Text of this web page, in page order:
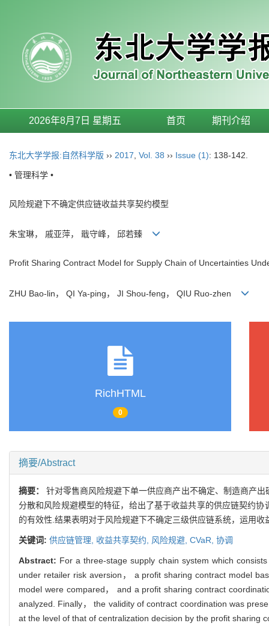
2026年8月7日 星期五 首页 期刊介绍
东北大学学报:自然科学版 ›› 2017 Vol. 38 ›› Issue (1): 138-142.
• 管理科学 •
风险规避下不确定供应链收益共享契约模型
朱宝琳， 戚亚萍， 戢守峰， 邱若臻
Profit Sharing Contract Model for Supply Chain of Uncertainties
ZHU Bao-lin， QI Ya-ping， JI Shou-feng， QIU Ruo-zhen
RichHTML
0
摘要/Abstract
摘要：针对零售商风险规避下单一供应商产出不确定、制造商产
分散和风险规避模型的特征，给出了基于收益共享的供应链契约
的有效性.结果表明对于风险规避下不确定三级供应链系统，运用
关键词: 供应链管理, 收益共享契约, 风险规避, CVaR, 协调
Abstract: For a three-stage supply chain system which
under retailer risk aversion， a profit sharing contract model
model were compared， and a profit sharing contract
analyzed. Finally， the validity of contract coordination was
at the level of that of centralization decision by the profit sharing